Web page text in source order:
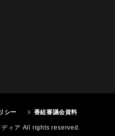
シー 番組審議会資料
ディア All rights reserved.